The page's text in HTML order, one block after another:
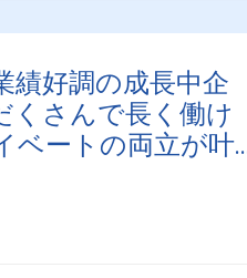
績好調の成長中企
くさんで長く働け
ベートの両立が叶